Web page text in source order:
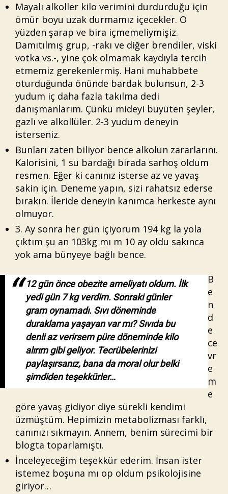
Mayalı alkoller kilo verimini durdurduğu için
ömür boyu uzak durmamız içecekler. O
yüzden şarap ve bira içmemeliymişiz.
Damıtılmış grup, -rakı ve diğer brendiler, viski
votka vs.-, yine çok olmamak kaydıyla tercih
etmemiz gerekenlermiş. Hani muhabbete
oturduğunda önünde bardak bulunsun, 2-3
yudum iç daha fazla takılma dedi
danışmanlarım. Çünkü mideyi büyüten şeyler,
gazlı ve alkollüler. 2-3 yudum deneyin
isterseniz.
Bunları zaten biliyor bence alkolun zararlarını.
Kalorisini, 1 su bardağı birada sarhoş oldum
resmen. Eğer ki canınız isterse az ve yavaş
sakin için. Deneme yapın, sizi rahatsız ederse
bırakın. İleride deneyin kanımca herkeste aynı
olmuyor.
3. Ay sonra her gün içiyorum 194 kg la yola
çıktım şu an 103kg mı m 10 ay oldu sakınca
yok ama bünyeye bağlı bence.
12 gün önce obezite ameliyatı oldum. İlk
yedi gün 7 kg verdim. Sonraki günler
gram oynamadı. Sıvı döneminde
duraklama yaşayan var mı? Sıvıda bu
denli az verirsem püre döneminde kilo
alırım gibi geliyor. Tecrübelerinizi
paylaşırsanız, bana da moral olur belki
şimdiden teşekkürler…
B
e
n
d
e
ce
vr
e
m
e
göre yavaş gidiyor diye sürekli kendimi
üzmüştüm. Hepimizin metabolizması farklı,
canınızı sıkmayın. Annem, benim sürecimi bir
blogta toparlamıştı.
İnceleyeceğim teşekkür ederim. İnsan ister
istemez boşuna mı op oldum psikolojisine
giriyor…